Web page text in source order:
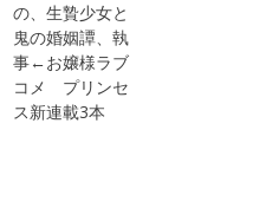
の、生贄少女と
鬼の婚姻譚、執
事←お嬢様ラブ
コメ プリンセ
ス新連載3本